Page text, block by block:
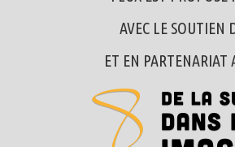
AVEC LE SOUTIEN
ET EN PARTENARIAT